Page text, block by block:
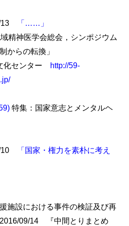
13
「……」
精神医学会総会，シンポジウム
からの転換」
化センター http://59-
特集：国家意志とメンタルヘ
10
「国家・権力を素朴に考え
施設における事件の検証及び再
09/14 『中間とりまとめ